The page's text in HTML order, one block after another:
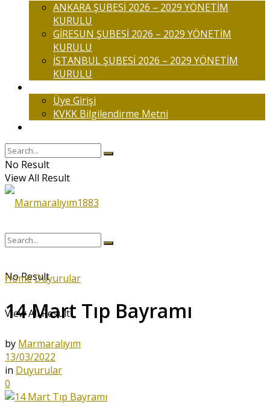
ANKARA ŞUBESİ 2026 – 2029 YÖNETİM
KURULU
GİRESUN ŞUBESİ 2026 – 2029 YÖNETİM
KURULU
İSTANBUL ŞUBESİ 2026 – 2029 YÖNETİM
KURULU
Üye Girişi
KVKK Bilgilendirme Metni
No Result
View All Result
No Result
View All Result
HomeDuyurular
14 Mart Tıp Bayramı
by Marmaralıyım
13/03/2022
in Duyurular
0